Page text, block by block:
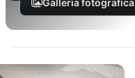
Galleria fotografica